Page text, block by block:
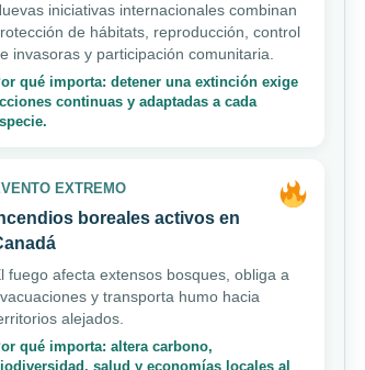
iniciativas internacionales combinan
de hábitats, reproducción, control
invasoras y participación comunitaria.
qué importa: detener una extinción exige
continuas y adaptadas a cada
EXTREMO
boreales activos en
fuego afecta extensos bosques, obliga a
y transporta humo hacia
alejados.
qué importa: altera carbono,
salud y economías locales al